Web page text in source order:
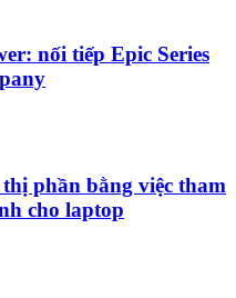
nối tiếp Epic Series
phần bằng việc tham
cho laptop